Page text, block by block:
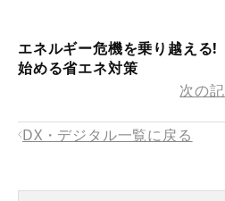
エネルギー危機を乗り越え
始める省エネ対策
次の
DX・デジタル一覧に戻る